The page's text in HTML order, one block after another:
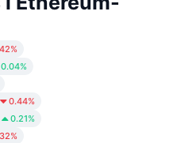
0.04%
0.44%
0.21%